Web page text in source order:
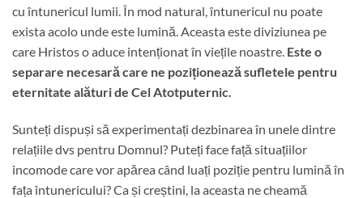
cu întunericul lumii. În mod natural, întunericul nu poate
exista acolo unde este lumină. Aceasta este diviziunea pe
care Hristos o aduce intenționat în viețile noastre. Este o
separare necesară care ne poziționează sufletele pentru
eternitate alături de Cel Atotputernic.
Sunteți dispuși să experimentați dezbinarea în unele dintre
relațiile dvs pentru Domnul? Puteți face față situațiilor
incomode care vor apărea când luați poziție pentru lumină în
fața întunericului? Ca și creștini, la aceasta ne cheamă